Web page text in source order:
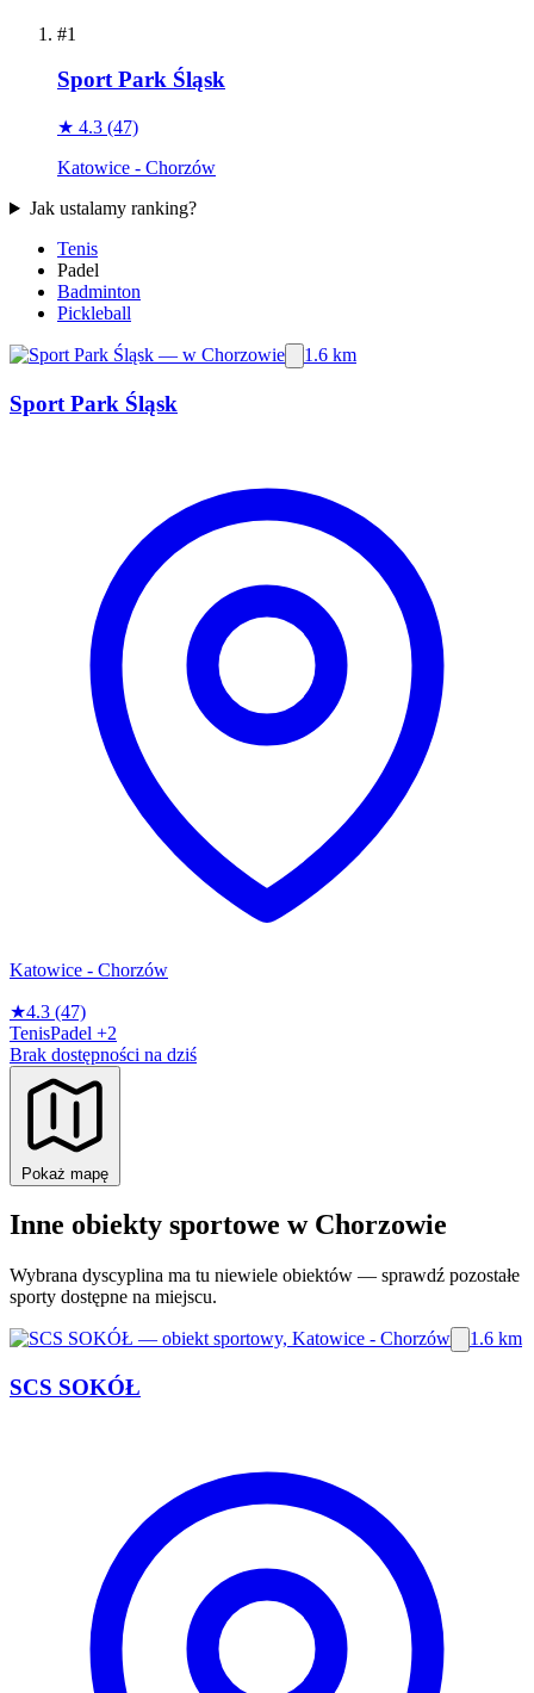
#1
Sport Park Śląsk
★ 4.3 (47)
Katowice - Chorzów
Jak ustalamy ranking?
Tenis
Padel
Badminton
Pickleball
1.6 km
Sport Park Śląsk
Katowice - Chorzów
★4.3 (47)
TenisPadel +2
Brak dostępności na dziś
Pokaż mapę
Inne obiekty sportowe w Chorzowie
Wybrana dyscyplina ma tu niewiele obiektów — sprawdź pozostałe
sporty dostępne na miejscu.
1.6 km
SCS SOKÓŁ